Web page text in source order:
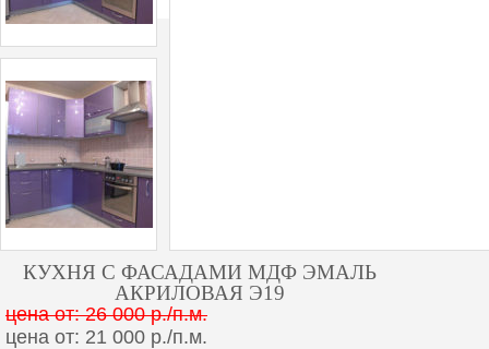
КУХНЯ С ФАСАДАМИ МДФ ЭМАЛЬ
АКРИЛОВАЯ Э19
цена от: 26 000 р./п.м.
цена от: 21 000 р./п.м.